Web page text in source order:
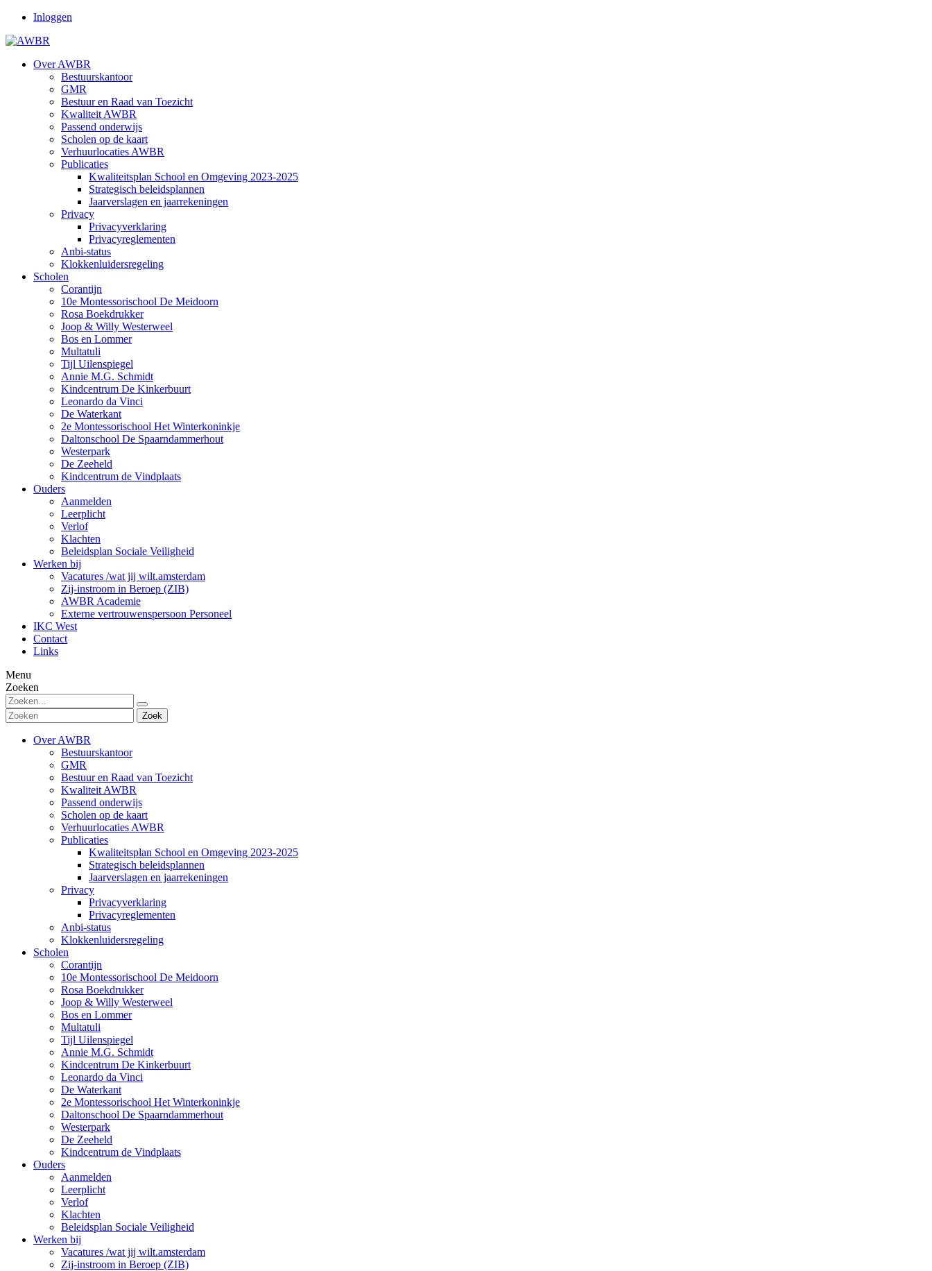
Inloggen
Over AWBR
Bestuurskantoor
GMR
Bestuur en Raad van Toezicht
Kwaliteit AWBR
Passend onderwijs
Scholen op de kaart
Verhuurlocaties AWBR
Publicaties
Kwaliteitsplan School en Omgeving 2023-2025
Strategisch beleidsplannen
Jaarverslagen en jaarrekeningen
Privacy
Privacyverklaring
Privacyreglementen
Anbi-status
Klokkenluidersregeling
Scholen
Corantijn
10e Montessorischool De Meidoorn
Rosa Boekdrukker
Joop & Willy Westerweel
Bos en Lommer
Multatuli
Tijl Uilenspiegel
Annie M.G. Schmidt
Kindcentrum De Kinkerbuurt
Leonardo da Vinci
De Waterkant
2e Montessorischool Het Winterkoninkje
Daltonschool De Spaarndammerhout
Westerpark
De Zeeheld
Kindcentrum de Vindplaats
Ouders
Aanmelden
Leerplicht
Verlof
Klachten
Beleidsplan Sociale Veiligheid
Werken bij
Vacatures /wat jij wilt.amsterdam
Zij-instroom in Beroep (ZIB)
AWBR Academie
Externe vertrouwenspersoon Personeel
IKC West
Contact
Links
Menu
Zoeken
Zoek
Over AWBR
Bestuurskantoor
GMR
Bestuur en Raad van Toezicht
Kwaliteit AWBR
Passend onderwijs
Scholen op de kaart
Verhuurlocaties AWBR
Publicaties
Kwaliteitsplan School en Omgeving 2023-2025
Strategisch beleidsplannen
Jaarverslagen en jaarrekeningen
Privacy
Privacyverklaring
Privacyreglementen
Anbi-status
Klokkenluidersregeling
Scholen
Corantijn
10e Montessorischool De Meidoorn
Rosa Boekdrukker
Joop & Willy Westerweel
Bos en Lommer
Multatuli
Tijl Uilenspiegel
Annie M.G. Schmidt
Kindcentrum De Kinkerbuurt
Leonardo da Vinci
De Waterkant
2e Montessorischool Het Winterkoninkje
Daltonschool De Spaarndammerhout
Westerpark
De Zeeheld
Kindcentrum de Vindplaats
Ouders
Aanmelden
Leerplicht
Verlof
Klachten
Beleidsplan Sociale Veiligheid
Werken bij
Vacatures /wat jij wilt.amsterdam
Zij-instroom in Beroep (ZIB)